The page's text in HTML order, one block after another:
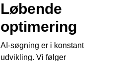
Løbende
optimering
AI-søgning er i konstant
udvikling. Vi følger